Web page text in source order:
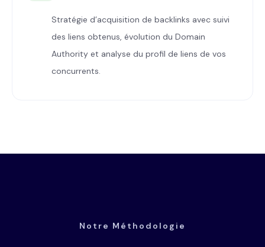
Stratégie d’acquisition de backlinks avec suivi
des liens obtenus, évolution du Domain
Authority et analyse du profil de liens de vos
concurrents.
Notre Méthodologie